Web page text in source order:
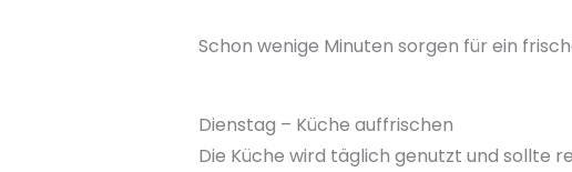
Schon wenige Minuten sorgen für ein
Dienstag – Küche auffrischen
Die Küche wird täglich genutzt und sollte